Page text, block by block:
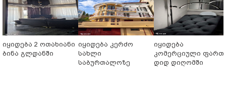
იყიდება 2 ოთახიანი
ბინა გლდანში
იყიდება კერძო
სახლი
საბურთალოზე
იყიდება
კომერციული
დიდ დიღომში